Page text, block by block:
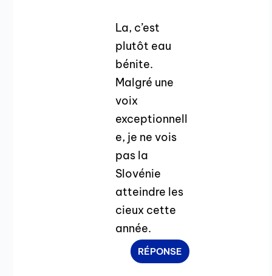
La, c’est
plutôt eau
bénite.
Malgré une
voix
exceptionnell
e, je ne vois
pas la
Slovénie
atteindre les
cieux cette
année.
RÉPONSE